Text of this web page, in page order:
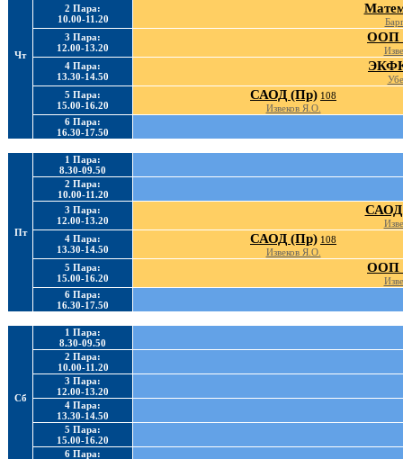
Чт
2 Пара:
10.00-11.20
3 Пара:
12.00-13.20
ООП
4 Пара:
13.30-14.50
5 Пара:
15.00-16.20
САОД (Пр) 108
Извеков Я.О.
6 Пара:
16.30-17.50
Пт
1 Пара:
8.30-09.50
2 Пара:
10.00-11.20
3 Пара:
12.00-13.20
САОД
4 Пара:
13.30-14.50
САОД (Пр) 108
Извеков Я.О.
5 Пара:
15.00-16.20
ООП
6 Пара:
16.30-17.50
Сб
1 Пара:
8.30-09.50
2 Пара:
10.00-11.20
3 Пара:
12.00-13.20
4 Пара:
13.30-14.50
5 Пара:
15.00-16.20
6 Пара: